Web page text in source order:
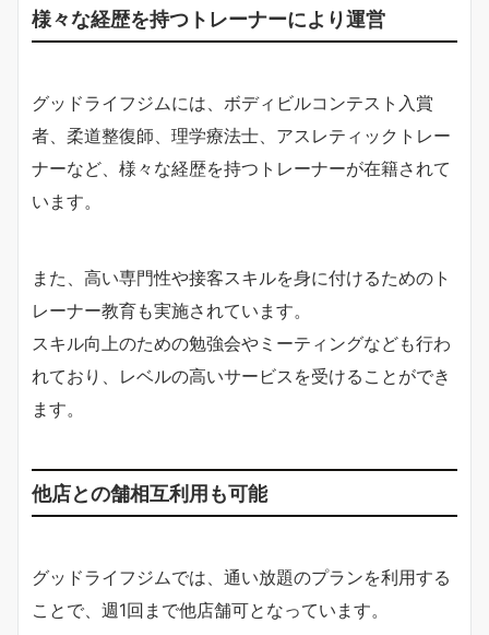
様々な経歴を持つトレーナーにより運営
グッドライフジムには、ボディビルコンテスト入賞
者、柔道整復師、理学療法士、アスレティックトレー
ナーなど、様々な経歴を持つトレーナーが在籍されて
います。
また、高い専門性や接客スキルを身に付けるためのト
レーナー教育も実施されています。
スキル向上のための勉強会やミーティングなども行わ
れており、レベルの高いサービスを受けることができ
ます。
他店との舗相互利用も可能
グッドライフジムでは、通い放題のプランを利用する
ことで、週1回まで他店舗可となっています。